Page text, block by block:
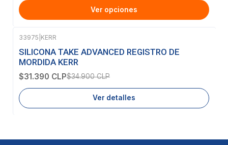
Ver opciones
-10% OFF
Agotado
33975 KERR
SILICONA TAKE ADVANCED REGISTRO DE
MORDIDA KERR
$31.390 CLP$34.900 CLP
Ver detalles